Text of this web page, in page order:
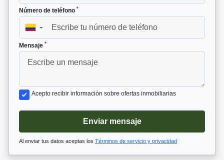
Número de teléfono *
▼
Mensaje *
Acepto recibir información sobre ofertas inmobiliarias
Enviar mensaje
Al enviar tus datos aceptas los Términos de servicio y privacidad